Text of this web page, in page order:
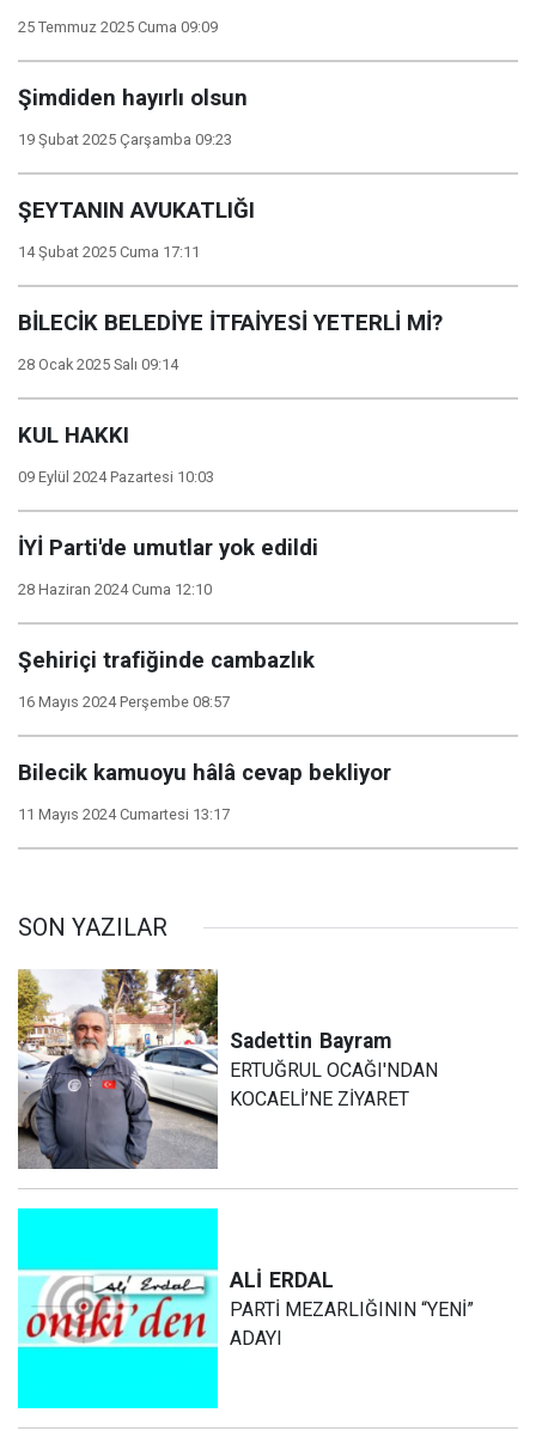
25 Temmuz 2025 Cuma 09:09
Şimdiden hayırlı olsun
19 Şubat 2025 Çarşamba 09:23
ŞEYTANIN AVUKATLIĞI
14 Şubat 2025 Cuma 17:11
BİLECİK BELEDİYE İTFAİYESİ YETERLİ Mİ?
28 Ocak 2025 Salı 09:14
KUL HAKKI
09 Eylül 2024 Pazartesi 10:03
İYİ Parti'de umutlar yok edildi
28 Haziran 2024 Cuma 12:10
Şehiriçi trafiğinde cambazlık
16 Mayıs 2024 Perşembe 08:57
Bilecik kamuoyu hâlâ cevap bekliyor
11 Mayıs 2024 Cumartesi 13:17
SON YAZILAR
Sadettin Bayram
ERTUĞRUL OCAĞI'NDAN
KOCAELİ’NE ZİYARET
ALİ ERDAL
PARTİ MEZARLIĞININ “YENİ”
ADAYI